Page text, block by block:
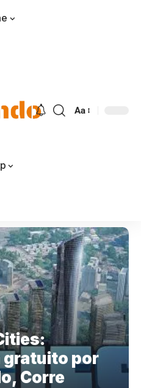
Aa
gratuito por
Corre